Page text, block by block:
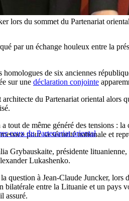
lors du sommet du Partenariat
par un échange houleux entre la
homologues de six anciennes
sur une déclaration conjointe
du Partenariat oriental alors
ceux du Partenariat oriental
de même généré des tensions :
pour sa sécurité nationale et
Grybauskaite, présidente
Lukashenko.
question à Jean-Claude Juncker,
bilatérale entre la Lituanie et un
assuré.